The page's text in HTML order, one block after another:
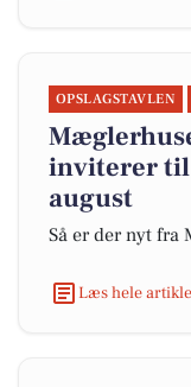
OPSLAGSTAVLEN
inviterer til
august
Så er der nyt fra
Læs hele